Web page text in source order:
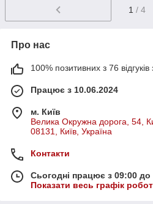
1 / 4
Про нас
100% позитивних з 76 відгуків
Працює з 10.06.2024
м. Київ
Велика Окружна дорога, 54,
08131, Київ, Україна
Контакти
Сьогодні працює з 09:00 до
Показати весь графік